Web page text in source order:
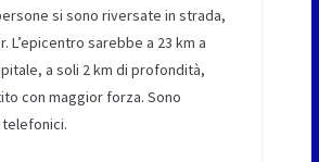
si sono riversate in strada,
L’epicentro sarebbe a 23 km a
a soli 2 km di profondità,
con maggior forza. Sono